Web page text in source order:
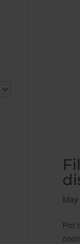
May
Por